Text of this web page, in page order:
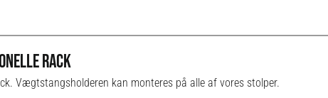
RACK
Vægtstangsholderen kan monteres på alle af vores stolper.